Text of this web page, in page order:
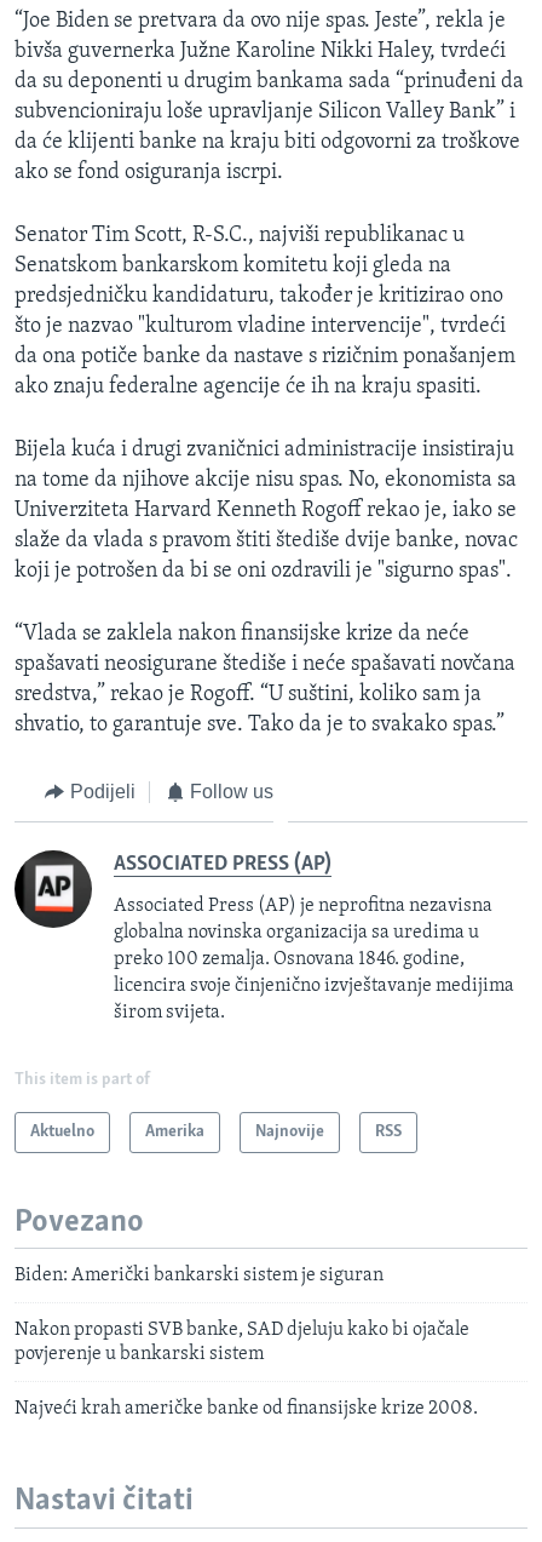
“Joe Biden se pretvara da ovo nije spas. Jeste”, rekla je
bivša guvernerka Južne Karoline Nikki Haley, tvrdeći
da su deponenti u drugim bankama sada “prinuđeni da
subvencioniraju loše upravljanje Silicon Valley Bank” i
da će klijenti banke na kraju biti odgovorni za troškove
ako se fond osiguranja iscrpi.
Senator Tim Scott, R-S.C., najviši republikanac u
Senatskom bankarskom komitetu koji gleda na
predsjedničku kandidaturu, također je kritizirao ono
što je nazvao "kulturom vladine intervencije", tvrdeći
da ona potiče banke da nastave s rizičnim ponašanjem
ako znaju federalne agencije će ih na kraju spasiti.
Bijela kuća i drugi zvaničnici administracije insistiraju
na tome da njihove akcije nisu spas. No, ekonomista sa
Univerziteta Harvard Kenneth Rogoff rekao je, iako se
slaže da vlada s pravom štiti štediše dvije banke, novac
koji je potrošen da bi se oni ozdravili je "sigurno spas".
“Vlada se zaklela nakon finansijske krize da neće
spašavati neosigurane štediše i neće spašavati novčana
sredstva,” rekao je Rogoff. “U suštini, koliko sam ja
shvatio, to garantuje sve. Tako da je to svakako spas.”
Podijeli Follow us
ASSOCIATED PRESS (AP)
Associated Press (AP) je neprofitna nezavisna
globalna novinska organizacija sa uredima u
preko 100 zemalja. Osnovana 1846. godine,
licencira svoje činjenično izvještavanje medijima
širom svijeta.
This item is part of
Aktuelno Amerika Najnovije RSS
Povezano
Biden: Američki bankarski sistem je siguran
Nakon propasti SVB banke, SAD djeluju kako bi ojačale
povjerenje u bankarski sistem
Najveći krah američke banke od finansijske krize 2008.
Nastavi čitati